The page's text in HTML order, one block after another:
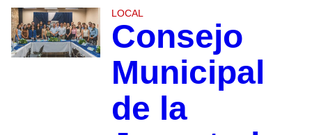
LOCAL
Consejo
Municipal
de la